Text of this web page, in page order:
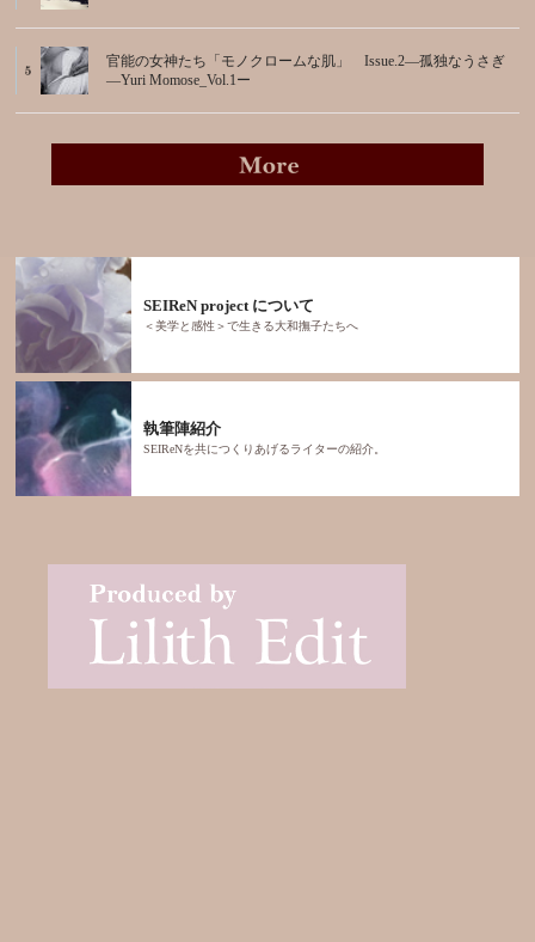
官能の女神たち「モノクロームな肌」 Issue.2―孤独なうさぎ
―Yuri Momose_Vol.1ー
SEIReN project について
＜美学と感性＞で生きる大和撫子たちへ
執筆陣紹介
SEIReNを共につくりあげるライターの紹介。